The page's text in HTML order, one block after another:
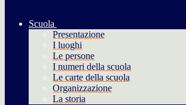
Scuola
Presentazione
I luoghi
Le persone
I numeri della scuola
Le carte della scuola
Organizzazione
La storia